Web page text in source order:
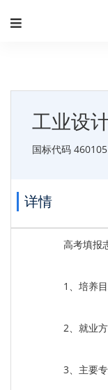
工业设
国标代码
详情
高考填报
1、培养
2、就业
3、主要